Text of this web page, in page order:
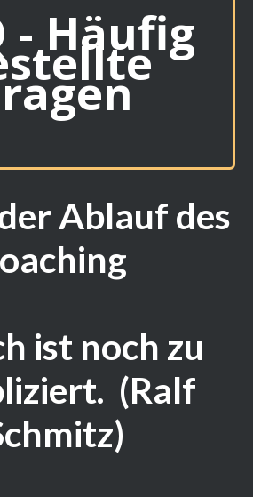
- Häufig
Ablauf des
ist noch zu
(Ralf